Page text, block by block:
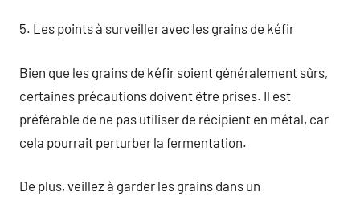
5. Les points à surveiller avec les grains de kéfir
Bien que les grains de kéfir soient généralement sûrs,
certaines précautions doivent être prises. Il est
préférable de ne pas utiliser de récipient en métal, car
cela pourrait perturber la fermentation.
De plus, veillez à garder les grains dans un